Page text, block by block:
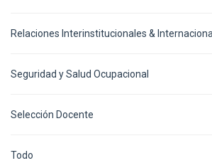
Relaciones Interinstitucionales &
Seguridad y Salud Ocupacional
Selección Docente
Todo